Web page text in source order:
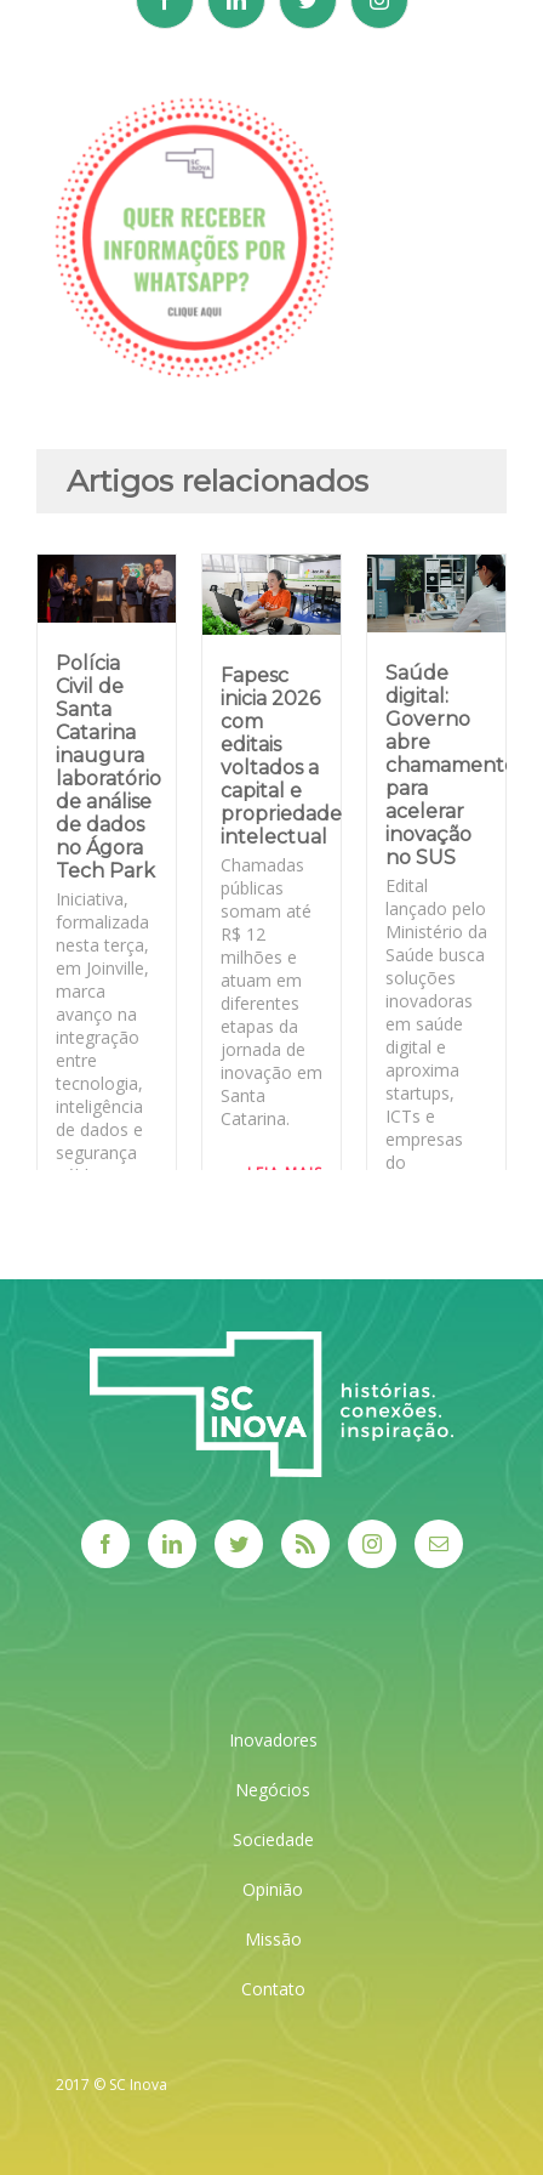
Artigos relacionados
Polícia
Civil de
Santa
Catarina
inaugura
laboratório
de análise
de dados
no Ágora
Tech Park
Iniciativa,
formalizada
nesta terça,
em Joinville,
marca
avanço na
integração
entre
tecnologia,
inteligência
de dados e
segurança
pública no
Fapesc
inicia 2026
com
editais
voltados a
capital e
propriedade
intelectual
Chamadas
públicas
somam até
R$ 12
milhões e
atuam em
diferentes
etapas da
jornada de
inovação em
Santa
Catarina.
LEIA MAIS
Saúde
digital:
Governo
abre
chamamento
para
acelerar
inovação
no SUS
Edital
lançado pelo
Ministério da
Saúde busca
soluções
inovadoras
em saúde
digital e
aproxima
startups,
ICTs e
empresas
do
sistema
Inovadores
Negócios
Sociedade
Opinião
Missão
Contato
2017 © SC Inova